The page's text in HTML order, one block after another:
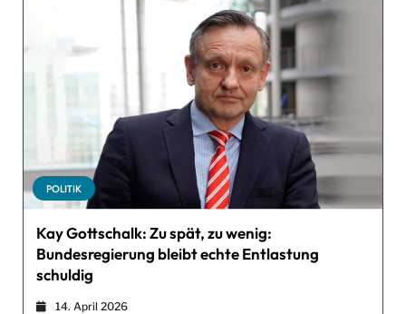
POLITIK
Kay Gottschalk: Zu spät, zu wenig:
Bundesregierung bleibt echte Entlastung
schuldig
14. April 2026